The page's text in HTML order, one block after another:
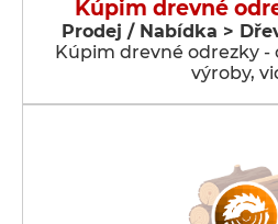
Kúpim drevné
Prodej / Nabídka >
Kúpim drevné odrezky -
výroby,